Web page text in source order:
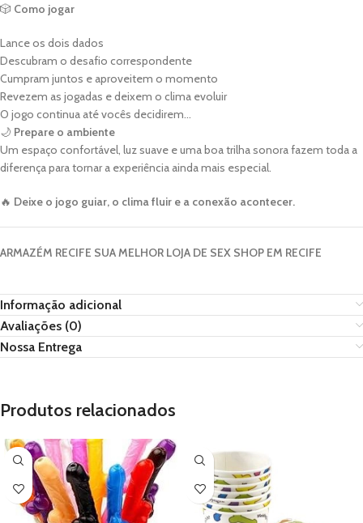
🎲 Como jogar
Lance os dois dados
Descubram o desafio correspondente
Cumpram juntos e aproveitem o momento
Revezem as jogadas e deixem o clima evoluir
O jogo continua até vocês decidirem…
🌙 Prepare o ambiente
Um espaço confortável, luz suave e uma boa trilha sonora fazem toda a
diferença para tornar a experiência ainda mais especial.
🔥 Deixe o jogo guiar, o clima fluir e a conexão acontecer.
ARMAZÉM RECIFE SUA MELHOR LOJA DE SEX SHOP EM RECIFE
Informação adicional
Avaliações (0)
Nossa Entrega
Produtos relacionados